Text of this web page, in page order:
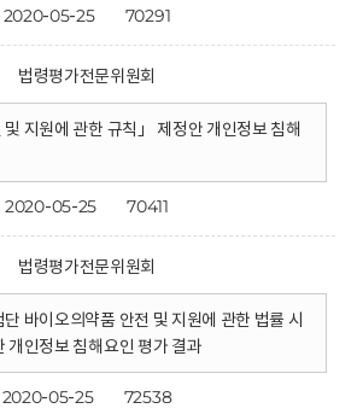
2020-05-25 70291
법령평가전문위원회
및 지원에 관한 규칙」 제정안 개인정보 침해
2020-05-25 70411
법령평가전문위원회
단 바이오의약품 안전 및 지원에 관한 법률 시
개인정보 침해요인 평가 결과
2020-05-25 72538